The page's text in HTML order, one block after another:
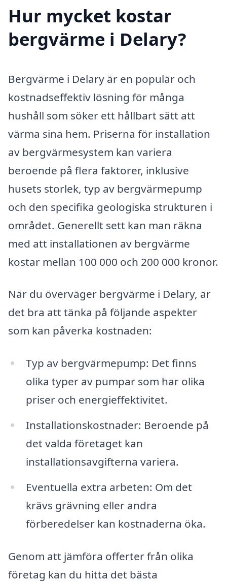
Hur mycket kostar
bergvärme i Delary?
Bergvärme i Delary är en populär och
kostnadseffektiv lösning för många
hushåll som söker ett hållbart sätt att
värma sina hem. Priserna för installation
av bergvärmesystem kan variera
beroende på flera faktorer, inklusive
husets storlek, typ av bergvärmepump
och den specifika geologiska strukturen i
området. Generellt sett kan man räkna
med att installationen av bergvärme
kostar mellan 100 000 och 200 000 kronor.
När du överväger bergvärme i Delary, är
det bra att tänka på följande aspekter
som kan påverka kostnaden:
Typ av bergvärmepump: Det finns
olika typer av pumpar som har olika
priser och energieffektivitet.
Installationskostnader: Beroende på
det valda företaget kan
installationsavgifterna variera.
Eventuella extra arbeten: Om det
krävs grävning eller andra
förberedelser kan kostnaderna öka.
Genom att jämföra offerter från olika
företag kan du hitta det bästa